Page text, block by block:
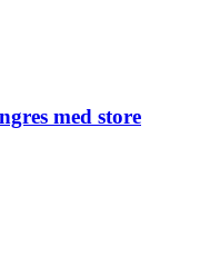
med store